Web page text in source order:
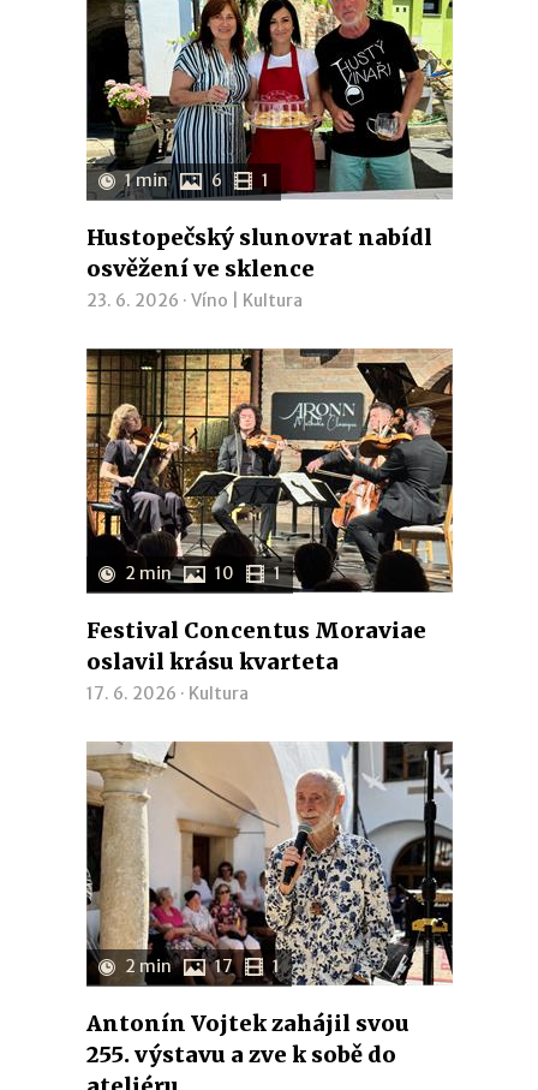
1 min 6 1
Hustopečský slunovrat nabídl
osvěžení ve sklence
23. 6. 2026 · Víno Kultura
2 min 10 1
Festival Concentus Moraviae
oslavil krásu kvarteta
17. 6. 2026 · Kultura
2 min 17 1
Antonín Vojtek zahájil svou
255. výstavu a zve k sobě do